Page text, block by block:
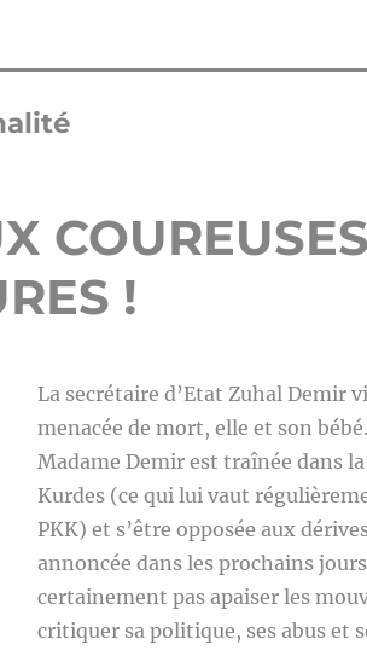
COUREUSES
!
La secrétaire d’Etat Zuhal Demir
menacée de mort, elle et son
Madame Demir est traînée dans
Kurdes (ce qui lui vaut
PKK) et s’être opposée aux
annoncée dans les prochains
certainement pas apaiser les
critiquer sa politique, ses abus et